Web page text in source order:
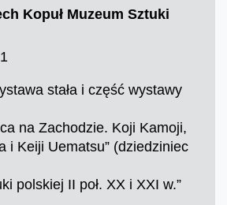
Kopuł Muzeum Sztuki
stała i część wystawy
na Zachodzie. Koji Kamoji,
i Keiji Uematsu” (dziedziniec
polskiej II poł. XX i XXI w.”